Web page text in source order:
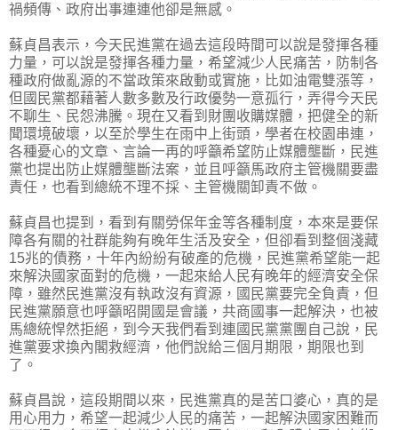
禍頻傳、政府出事連連他卻是無感。
蘇貞昌表示，今天民進黨在過去這段時間可以說是發揮各種
力量，可以說是發揮各種力量，希望減少人民痛苦，防制各
種政府做亂源的不當政策來啟動或實施，比如油電雙漲等，
但國民黨都藉著人數多數及行政優勢一意孤行，弄得今天民
不聊生、民怨沸騰。現在又看到財團收購媒體，把健全的新
聞環境破壞，以至於學生在雨中上街頭，學者在校園串連，
各種憂心的文章、言論一再的呼籲希望防止媒體壟斷，民進
黨也提出防止媒體壟斷法案，並且呼籲馬政府主管機關要盡
責任，也看到總統不理不採、主管機關卸責不做。
蘇貞昌也提到，看到有關勞保年金等各種制度，本來是要保
障各有關的社群能夠有晚年生活及安全，但卻看到整個淺藏
15兆的債務，十年內紛紛有破產的危機，民進黨希望能一起
來解決國家面對的危機，一起來給人民有晚年的經濟安全保
障，雖然民進黨沒有執政沒有資源，國民黨要完全負責，但
民進黨願意也呼籲昭開國是會議，共商國事一起解決，也被
馬總統悍然拒絕，到今天我們看到連國民黨黨團自己說，民
進黨要求換內閣救經濟，他們說給三個月期限，期限也到
了。
蘇貞昌說，這段期間以來，民進黨真的是苦口婆心，真的是
用心用力，希望一起減少人民的痛苦，一起解決國家困難而